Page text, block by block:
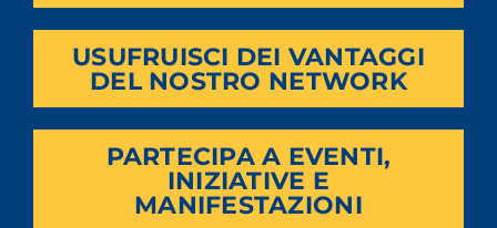
USUFRUISCI DEI VANTAGGI
DEL NOSTRO NETWORK
PARTECIPA A EVENTI,
INIZIATIVE E
MANIFESTAZIONI